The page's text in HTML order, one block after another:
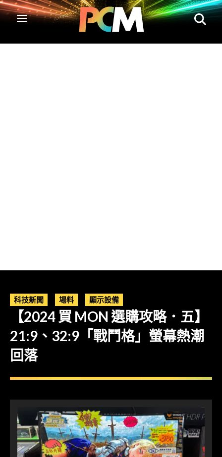
科技新聞 場料 顯示設備
【2024 買 MON 選購攻略．五】
21:9、32:9「戰鬥格」螢幕熱潮
回落